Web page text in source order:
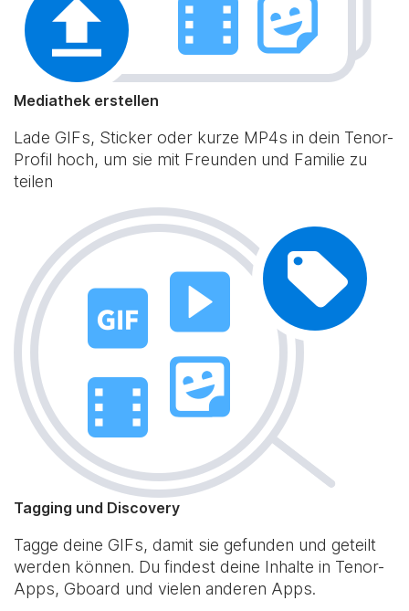
Mediathek erstellen
Lade GIFs, Sticker oder kurze MP4s in dein Tenor-
Profil hoch, um sie mit Freunden und Familie zu
teilen
Tagging und Discovery
Tagge deine GIFs, damit sie gefunden und geteilt
werden können. Du findest deine Inhalte in Tenor-
Apps, Gboard und vielen anderen Apps.